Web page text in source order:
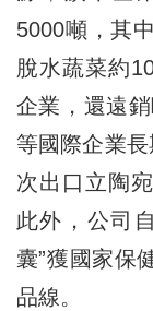
5000噸，其
脫水蔬菜約
企業，還遠
等國際企業
次出口立陶
此外，公司
囊”獲國家保
品線。​